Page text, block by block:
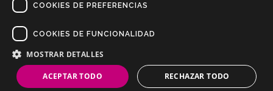
Copyrights © 2019 Todos los Derechos Reservados Dilusur, S.L.
Condiciones de Venta /
Política de Privacidad
/Política de Cookies
COOKIES DE PREFERENCIAS
COOKIES DE FUNCIONALIDAD
MOSTRAR DETALLES
ACEPTAR TODO RECHAZAR TODO